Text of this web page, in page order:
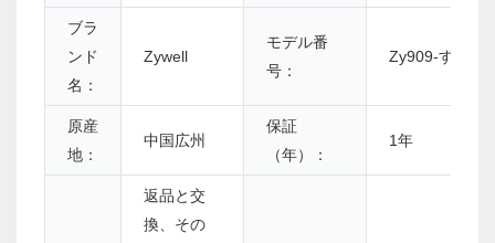
ブラ
ンド
名：
Zywell
モデル番
号：
Zy909-すべて
原産
地：
中国広州
保証
（年）：
1年
返品と交
換、その